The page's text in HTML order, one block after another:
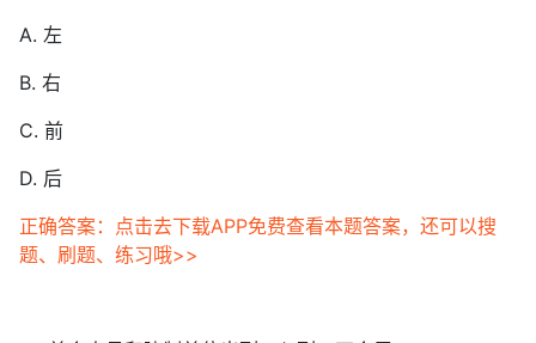
A. 左
B. 右
C. 前
D. 后
正确答案：点击去下载APP免费查看本题答案，还可以搜
题、刷题、练习哦>>